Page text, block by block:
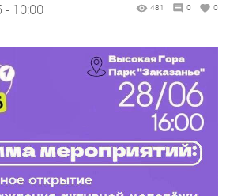
- 10:00 481 0 0